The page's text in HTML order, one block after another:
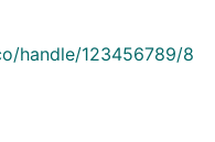
handle/123456789/8